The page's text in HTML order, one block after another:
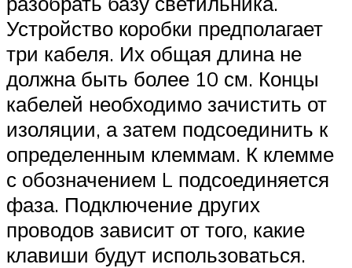
Устройство коробки предполагает
три кабеля. Их общая длина не
должна быть более 10 см. Концы
кабелей необходимо зачистить от
изоляции, а затем подсоединить к
определенным клеммам. К клемме
с обозначением L подсоединяется
фаза. Подключение других
проводов зависит от того, какие
клавиши будут использоваться.